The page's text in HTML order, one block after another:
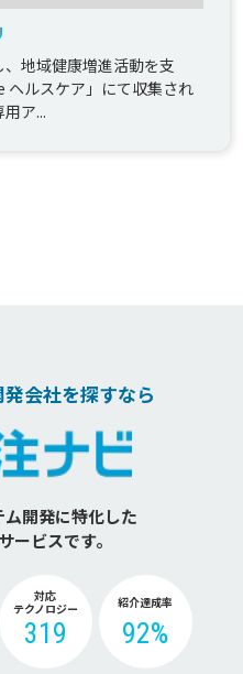
地域健康増進活動を支
ルスケア」にて収集され
ア...
会社を探すなら
開発に特化した
ービスです。
対応
テクノロジー
319
紹介達成率
92%